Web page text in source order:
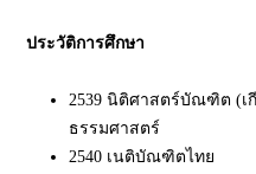
ประวัติการศึกษา
2539 นิติศาสตร์บัณฑิต (เ
ธรรมศาสตร์
2540 เนติบัณฑิตไทย